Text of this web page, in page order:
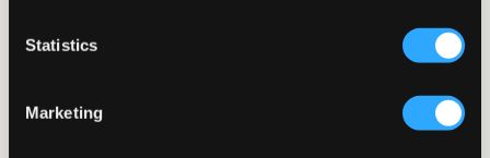
Statistics
Marketing
en av høstens og vinterens store trender.
Gylfen består av knapp og glidelås